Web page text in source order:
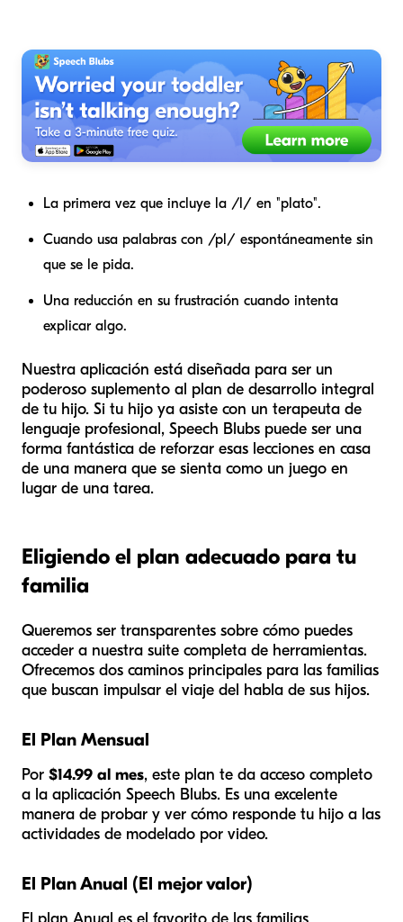
La primera vez que incluye la /l/ en "plato".
Cuando usa palabras con /pl/ espontáneamente sin
que se le pida.
Una reducción en su frustración cuando intenta
explicar algo.
Nuestra aplicación está diseñada para ser un
poderoso suplemento al plan de desarrollo integral
de tu hijo. Si tu hijo ya asiste con un terapeuta de
lenguaje profesional, Speech Blubs puede ser una
forma fantástica de reforzar esas lecciones en casa
de una manera que se sienta como un juego en
lugar de una tarea.
Eligiendo el plan adecuado para tu
familia
Queremos ser transparentes sobre cómo puedes
acceder a nuestra suite completa de herramientas.
Ofrecemos dos caminos principales para las familias
que buscan impulsar el viaje del habla de sus hijos.
El Plan Mensual
Por $14.99 al mes, este plan te da acceso completo
a la aplicación Speech Blubs. Es una excelente
manera de probar y ver cómo responde tu hijo a las
actividades de modelado por video.
El Plan Anual (El mejor valor)